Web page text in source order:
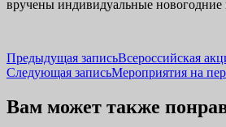
вручены индивидуальные новогодние
Навигация
по
записям
Предыдущая записьВсероссийская
Следующая записьМероприятия на
Вам может также